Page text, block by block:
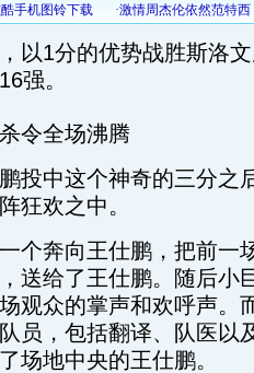
以1分的优势战胜斯洛
强。
全场沸腾
中这个神奇的三分之
狂欢之中。
奔向王仕鹏，把前一
给了王仕鹏。随后小
观众的掌声和欢呼声。
员，包括翻译、队医以
场地中央的王仕鹏。